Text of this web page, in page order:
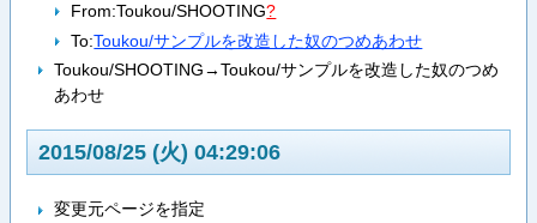
From:Toukou/SHOOTING?
To:Toukou/サンプルを改造した奴のつめあわせ
Toukou/SHOOTING→Toukou/サンプルを改造した奴のつめ
あわせ
2015/08/25 (火) 04:29:06
変更元ページを指定